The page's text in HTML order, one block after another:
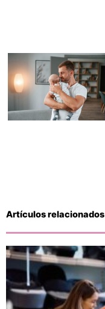
Artículos relacionados